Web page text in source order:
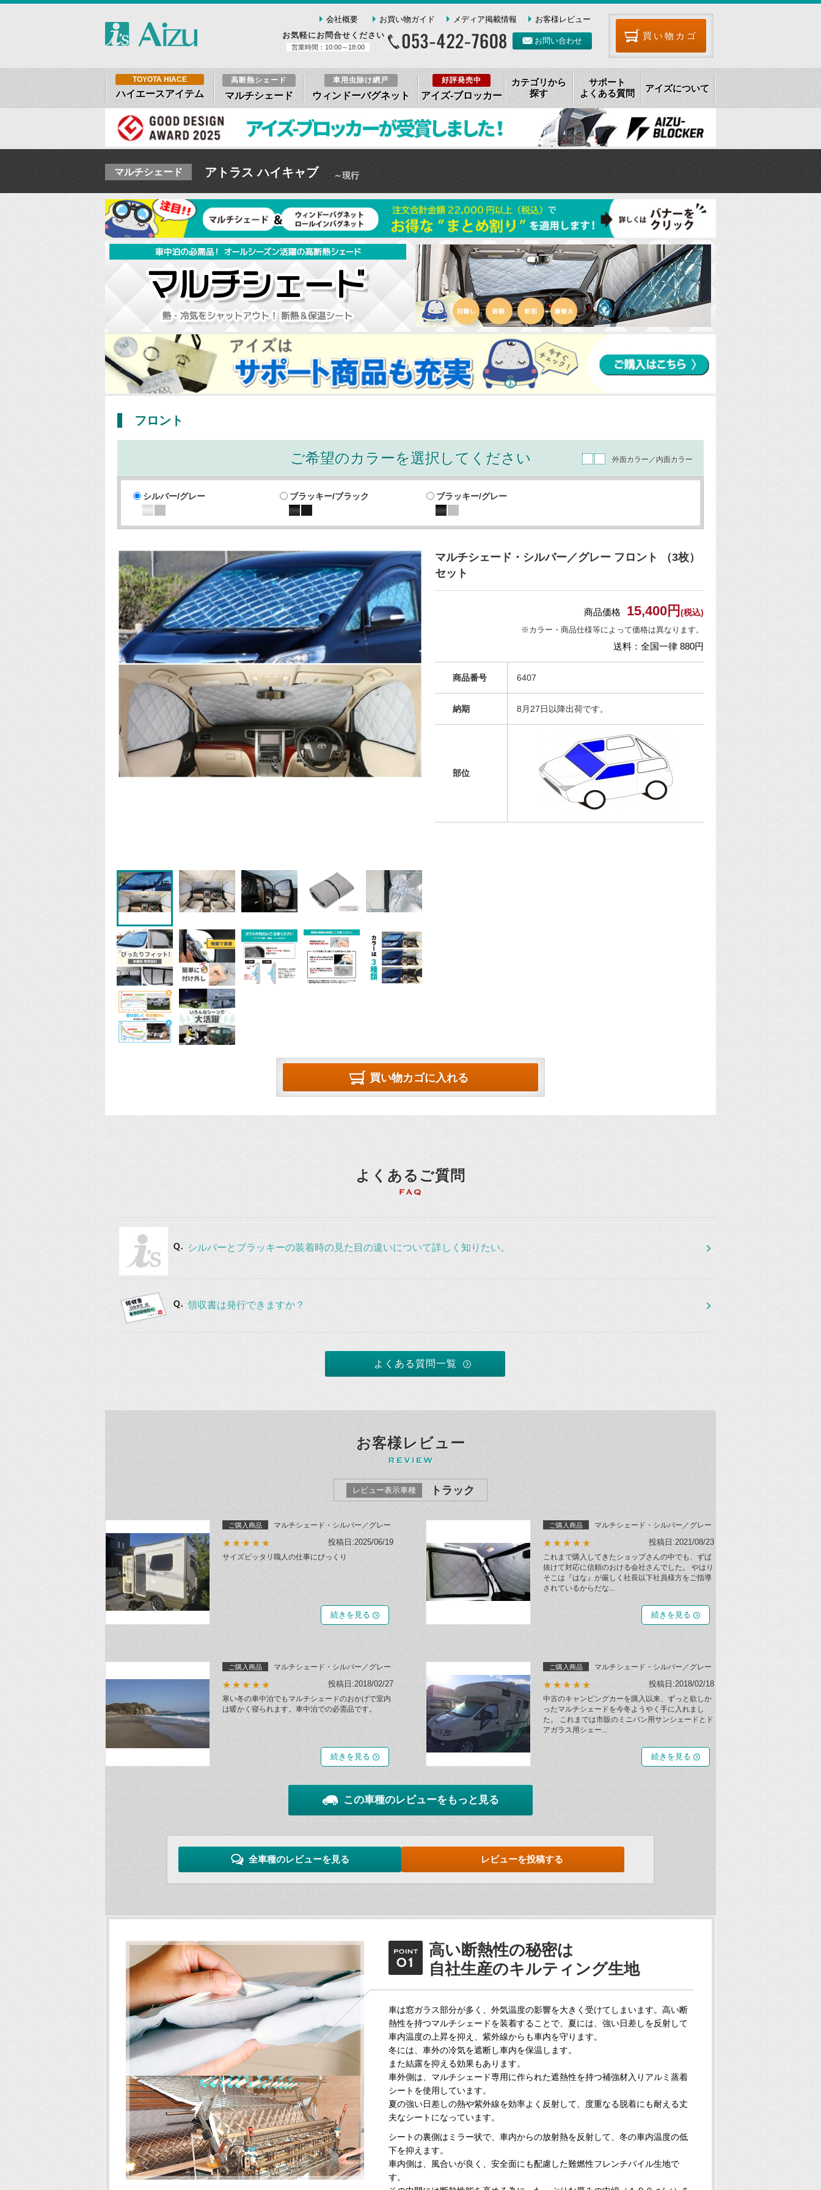
会社概要 お買い物ガイド メディア掲載情報
お客様レビュー
お気軽にお問合せください
営業時間：10:00～18:00
お問い合わせ 買い物カゴ
TOYOTA HIACE
ハイエースアイテム
高断熱シェード
マルチシェード
車用虫除け網戸
ウィンドーバグネット
好評発売中
アイズ-ブロッカー
カテゴリから
探す
サポート
よくある質問
アイズについて
マルチシェード アトラス ハイキャブ ～現行
フロント
ご希望のカラーを選択してください 外面カラー／内面カラー
シルバー/グレー ブラッキー/ブラック ブラッキー/グレー
マルチシェード・シルバー／グレー フロント （3枚）
セット
商品価格 15,400円 (税込)
※カラー・商品仕様等によって価格は異なります。
送料：全国一律 880円
商品番号 6407
納期 8月27日以降出荷です。
部位
買い物カゴに入れる
よくあるご質問
シルバーとブラッキーの装着時の見た目の違いについて詳しく知りたい。
領収書は発行できますか？
よくある質問一覧
お客様レビュー
レビュー表示車種 トラック
ご購入商品 マルチシェード・シルバー／グレー
★★★★★ 投稿日:2025/06/19
サイズピッタリ職人の仕事にびっくり
続きを見る
ご購入商品 マルチシェード・シルバー／グレー
★★★★★ 投稿日:2021/08/23
これまで購入してきたショップさんの中でも、ずば
抜けて対応に信頼のおける会社さんでした。 やはり
そこは『はな』が厳しく社長以下社員様方をご指導
されているからだな...
続きを見る
ご購入商品 マルチシェード・シルバー／グレー
★★★★★ 投稿日:2018/02/27
寒い冬の車中泊でもマルチシェードのおかげで室内
は暖かく寝られます。車中泊での必需品です。
続きを見る
ご購入商品 マルチシェード・シルバー／グレー
★★★★★ 投稿日:2018/02/18
中古のキャンピングカーを購入以来、ずっと欲しか
ったマルチシェードを今冬ようやく手に入れまし
た。 これまでは市販のミニバン用サンシェードとド
アガラス用シェー...
続きを見る
この車種のレビューをもっと見る
全車種のレビューを見る レビューを投稿する
高い断熱性の秘密は
自社生産のキルティング生地
車は窓ガラス部分が多く、外気温度の影響を大きく受けてしまいます。高い断
熱性を持つマルチシェードを装着することで、夏には、強い日差しを反射して
車内温度の上昇を抑え、紫外線からも車内を守ります。
冬には、車外の冷気を遮断し車内を保温します。
また結露を抑える効果もあります。
車外側は、マルチシェード専用に作られた遮熱性を持つ補強材入りアルミ蒸着
シートを使用しています。
夏の強い日差しの熱や紫外線を効率よく反射して、度重なる脱着にも耐える丈
夫なシートになっています。
シートの裏側はミラー状で、車内からの放射熱を反射して、冬の車内温度の低
下を抑えます。
車内側は、風合いが良く、安全面にも配慮した難燃性フレンチパイル生地で
す。